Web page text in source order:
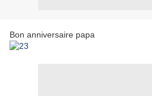
Bon anniversaire papa